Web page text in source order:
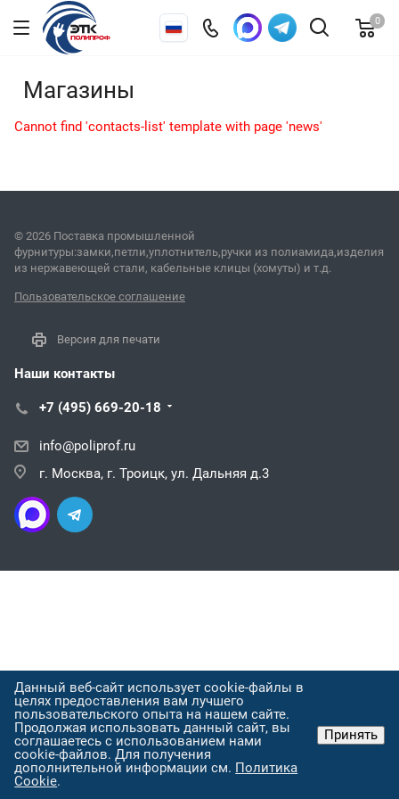
0
Магазины
Cannot find 'contacts-list' template with page 'news'
© 2026 Поставка промышленной
фурнитуры:замки,петли,уплотнитель,ручки из полиамида,изделия
из нержавеющей стали, кабельные клицы (хомуты) и т.д.
Пользовательское соглашение
Версия для печати
Наши контакты
+7 (495) 669-20-18
info@poliprof.ru
г. Москва, г. Троицк, ул. Дальняя д.3
Данный веб-сайт использует cookie-файлы в
целях предоставления вам лучшего
пользовательского опыта на нашем сайте.
Продолжая использовать данный сайт, вы
соглашаетесь с использованием нами
cookie-файлов. Для получения
дополнительной информации см. Политика
Cookie.
Принять